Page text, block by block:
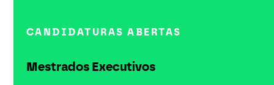
CANDIDATURAS ABERTAS
Mestrados Executivos